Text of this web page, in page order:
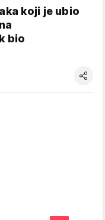
koji je ubio
bio